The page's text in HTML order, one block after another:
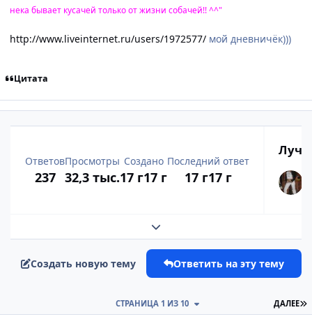
нека бывает кусачей только от жизни собачей!! ^^"
http://www.liveinternet.ru/users/1972577/ мой дневничёк)))
Цитата
Ответов
237
Просмотры
32,3 тыс.
Создано
17 г17 г
Последний ответ
17 г17 г
Развернуть обзор темы
Создать новую тему Ответить на эту тему
ДАЛЕЕ
СТРАНИЦА 1 ИЗ 10